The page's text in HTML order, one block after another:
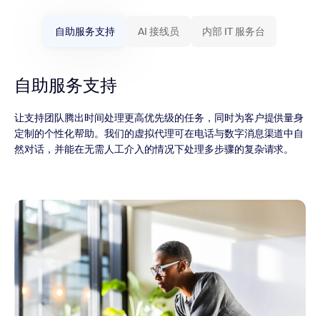
自助服务支持 AI 接线员 内部 IT 服务台
自助服务支持
让支持团队腾出时间处理更高优先级的任务，同时为客户提供量身
定制的个性化帮助。我们的虚拟代理可在电话与数字消息渠道中自
然对话，并能在无需人工介入的情况下处理多步骤的复杂请求。